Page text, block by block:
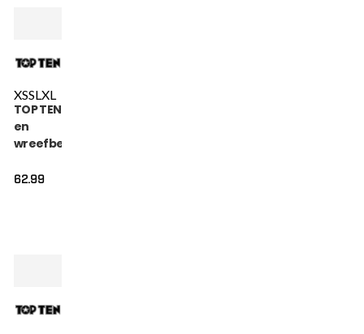
XSSL XL
TOP TEN Scheen-
en
wreefbeschermer
62.99